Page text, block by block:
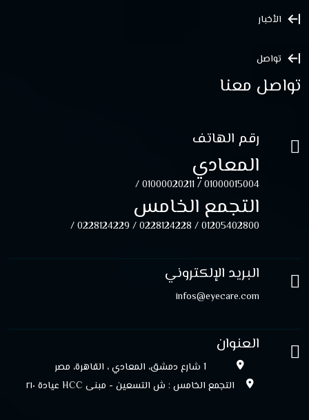
الأخبار
تواصل
تواصل معنا
رقم الهاتف
المعادي
01000015004 /
01000020211 /
التجمع الخامس
01205402800 /
0228124228 /
0228124229 /
البريد الإلكتروني
infos@eyecare.com
العنوان
1 شارع دمشق، المعادي ، القاهرة، مصر
التجمع الخامس : ش التسعين - مبنى HCC عيادة ۲۱۰